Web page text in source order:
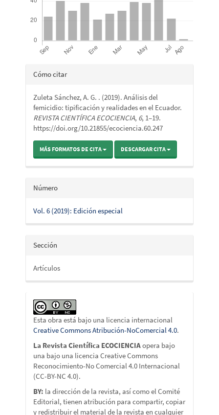
Detalles
artículo
Cómo citar
Zuleta Sánchez, A. G. . (2019). Análisis del
femicidio: tipificación y realidades en el Ecuador.
REVISTA CIENTÍFICA ECOCIENCIA, 6, 1–19.
https://doi.org/10.21855/ecociencia.60.247
MÁS FORMATOS DE CITA DESCARGAR CITA
Número
Vol. 6 (2019): Edición especial
Sección
Artículos
Esta obra está bajo una licencia internacional
Creative Commons Atribución-NoComercial 4.0.
La Revista Científica ECOCIENCIAopera bajo
una bajo una licencia Creative Commons
Reconocimiento-No Comercial 4.0 Internacional
(CC-BY-NC 4.0).
BY: la dirección de la revista, así como el Comité
Editorial, tienen atribución para compartir, copiar
y redistribuir el material de la revista en cualquier